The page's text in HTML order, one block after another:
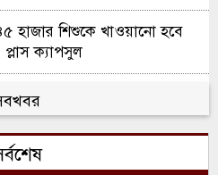
হাজার শিশুকে খাওয়ানো হবে
প্লাস ক্যাপসুল